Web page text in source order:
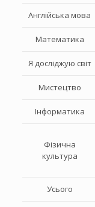
Англійська мова
Математика
Я досліджую світ
Мистецтво
Інформатика
Фізична
культура
Усього